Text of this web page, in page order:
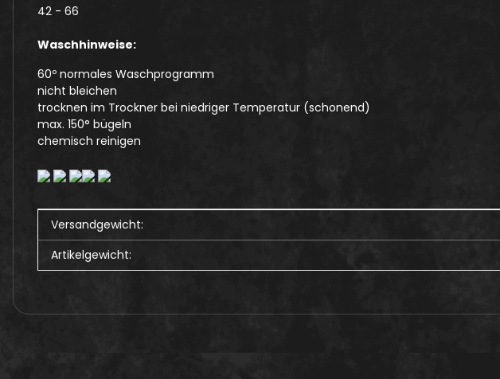
42 - 66
Waschhinweise:
60º normales Waschprogramm
nicht bleichen
trocknen im Trockner bei niedriger Temperatur (schonend)
max. 150° bügeln
chemisch reinigen
Produkteigenschaft
Wert
Versandgewicht:
Artikelgewicht: